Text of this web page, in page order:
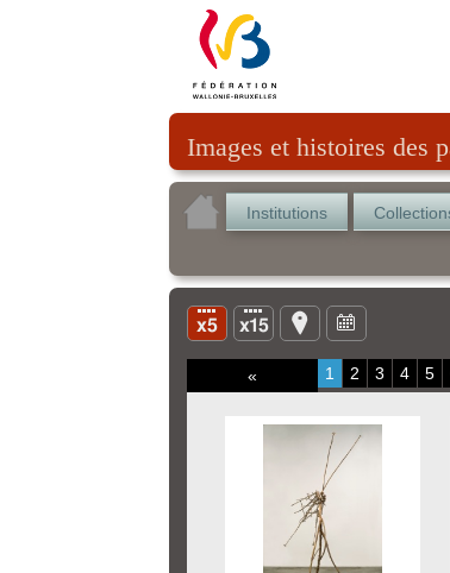
Images et histoires des
Institutions
« 1 2 3 4 5